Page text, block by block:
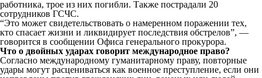
работника, трое из них погибли. Также пострадали 20
сотрудников ГСЧС.
“Это может свидетельствовать о намеренном поражении тех,
кто спасает жизни и ликвидирует последствия обстрелов”, —
говорится в сообщении Офиса генерального прокурора.
Что о двойных ударах говорит международное право?
Согласно международному гуманитарному праву, повторные
удары могут расцениваться как военное преступление, если они